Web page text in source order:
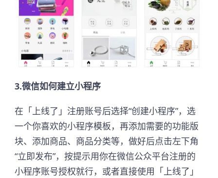
3.微信如何建立小程序
在「上线了」注册账号后选择“创建小程序”，选
一个你喜欢的小程序模板，再添加需要的功能版
块、添加商品、商品分类等，做好后点击左下角
“立即发布”，按提示用你在微信公众平台注册的
小程序账号授权就行，或者直接使用「上线了」